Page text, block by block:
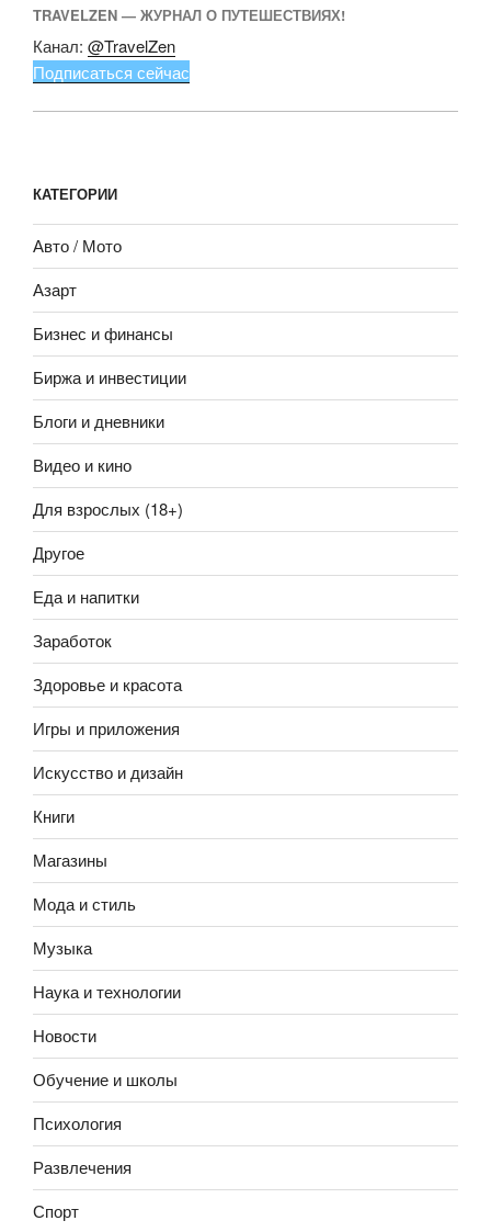
TRAVELZEN — ЖУРНАЛ О ПУТЕШЕСТВИЯХ!
Канал: @TravelZen
Подписаться сейчас
КАТЕГОРИИ
Авто / Мото
Азарт
Бизнес и финансы
Биржа и инвестиции
Блоги и дневники
Видео и кино
Для взрослых (18+)
Другое
Еда и напитки
Заработок
Здоровье и красота
Игры и приложения
Искусство и дизайн
Книги
Магазины
Мода и стиль
Музыка
Наука и технологии
Новости
Обучение и школы
Психология
Развлечения
Спорт